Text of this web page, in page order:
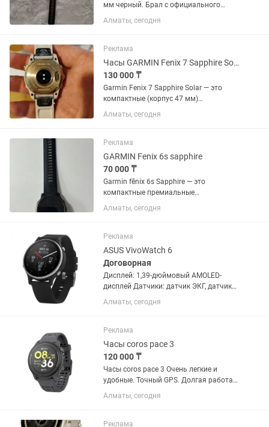
мм черный. Брал с официального
магазина, имеются документы, чек,
коробка и зарядчик. Цена договорная.
Алматы, сегодня
Реклама
Часы GARMIN Fenix 7 Sapphire Solar
130 000 ₸
Garmin Fenix 7 Sapphire Solar — это
компактные (корпус 47 мм)
мультиспортивные GPS-часы с
прочным дизайном, зарядкой от
Power Sapphire) для продления
времени...
Алматы, сегодня
Реклама
GARMIN Fenix 6s sapphire
70 000 ₸
Garmin fēnix 6s Sapphire — это
компактные премиальные
мультиспортивные смарт-часы,
созданные для профессиональных
базовой версии линейки fēnix 6S эта
модель...
Алматы, сегодня
Реклама
ASUS VivoWatch 6
Договорная
Дисплей: 1,39-дюймовый AMOLED-
дисплей Датчики: датчик ЭКГ, датчик
ФПГ, датчик BIA, датчик GPS, датчик
ускорения. Bluetooth 5.0 или более
синхронизации с Android 8 или...
Алматы, сегодня
Реклама
Часы coros pace 3
120 000 ₸
Часы coros pace 3 Очень легкие и
удобные. Точный GPS. Долгая работа
без подзарядки. Подробная
спортивная аналитика. Вес: 30 г (с
Алматы, сегодня
Реклама